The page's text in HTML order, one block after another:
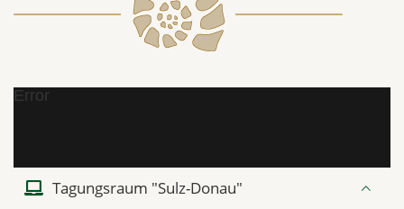
Error
Tagungsraum "Sulz-Donau"